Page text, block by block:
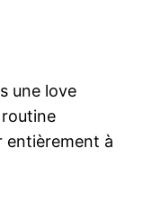
une love
routine
entièrement à